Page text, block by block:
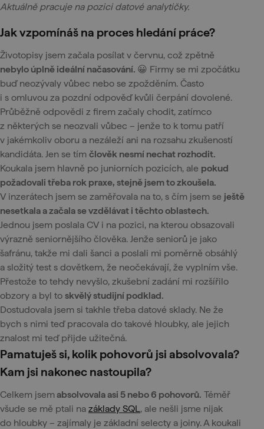
Aktuálně pracuje na pozici datové analytičky.
Jak vzpomínáš na proces hledání práce?
Životopisy jsem začala posílat v červnu, což zpětně
nebylo úplně ideální načasování. 😀 Firmy se mi zpočátku
buď neozývaly vůbec nebo se zpožděním. Často
i s omluvou za pozdní odpověď kvůli čerpání dovolené.
Průběžně odpovědi z firem začaly chodit, zatímco
z některých se neozvali vůbec – jenže to k tomu patří
v jakémkoliv oboru a nezáleží ani na rozsahu zkušeností
kandidáta. Jen se tím člověk nesmí nechat rozhodit.
Koukala jsem hlavně po juniorních pozicích, ale pokud
požadovali třeba rok praxe, stejně jsem to zkoušela.
V inzerátech jsem se zaměřovala na to, s čím jsem se ještě
nesetkala a začala se vzdělávat i těchto oblastech.
Jednou jsem poslala CV i na pozici, na kterou obsazovali
výrazně seniornějšího člověka. Jenže seniorů je jako
šafránu, takže mi dali šanci a poslali mi poměrně obsáhlý
a složitý test s dovětkem, že neočekávají, že vyplním vše.
Přestože to tehdy nevyšlo, zkušební zadání mi rozšířilo
obzory a byl to skvělý studijní podklad.
Dostudovala jsem si takhle třeba datové sklady. Ne že
bych s nimi teď pracovala do takové hloubky, ale jejich
znalost mi teď přijde užitečná.
Pamatuješ si, kolik pohovorů jsi absolvovala?
Kam jsi nakonec nastoupila?
Celkem jsemabsolvovala asi 5 nebo 6 pohovorů. Téměř
všude se mě ptali na základy SQL, ale nešli jsme nijak
do hloubky – zajímaly je základní selecty a joiny. A koukali